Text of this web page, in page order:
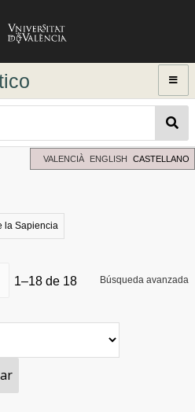
VALENCIÀ ENGLISH CASTELLANO
la Sapiencia
1–18 de 18 Búsqueda avanzada